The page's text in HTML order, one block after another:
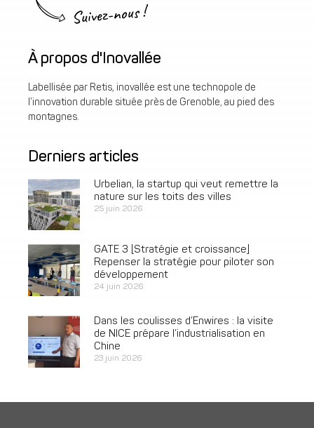
Suivez-nous !
À propos d'Inovallée
Labellisée par Retis, inovallée est une technopole de
l’innovation durable située près de Grenoble, au pied des
montagnes.
Derniers articles
Urbelian, la startup qui veut remettre la
nature sur les toits des villes
25 juin 2026
GATE 3 [Stratégie et croissance]
Repenser la stratégie pour piloter son
développement
24 juin 2026
Dans les coulisses d’Enwires : la visite
de NICE prépare l’industrialisation en
Chine
23 juin 2026